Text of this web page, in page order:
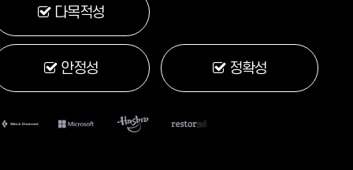
다목적성
안정성 정확성